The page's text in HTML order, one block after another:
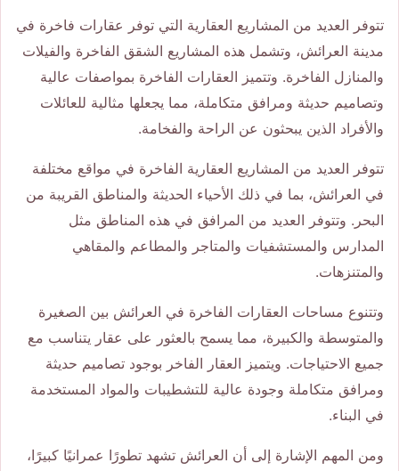
تتوفر العديد من المشاريع العقارية التي توفر عقارات فاخرة في
مدينة العرائش، وتشمل هذه المشاريع الشقق الفاخرة والفيلات
والمنازل الفاخرة. وتتميز العقارات الفاخرة بمواصفات عالية
وتصاميم حديثة ومرافق متكاملة، مما يجعلها مثالية للعائلات
والأفراد الذين يبحثون عن الراحة والفخامة.
تتوفر العديد من المشاريع العقارية الفاخرة في مواقع مختلفة
في العرائش، بما في ذلك الأحياء الحديثة والمناطق القريبة من
البحر. وتتوفر العديد من المرافق في هذه المناطق مثل
المدارس والمستشفيات والمتاجر والمطاعم والمقاهي
والمتنزهات.
وتتنوع مساحات العقارات الفاخرة في العرائش بين الصغيرة
والمتوسطة والكبيرة، مما يسمح بالعثور على عقار يتناسب مع
جميع الاحتياجات. ويتميز العقار الفاخر بوجود تصاميم حديثة
ومرافق متكاملة وجودة عالية للتشطيبات والمواد المستخدمة
في البناء.
ومن المهم الإشارة إلى أن العرائش تشهد تطورًا عمرانيًا كبيرًا،